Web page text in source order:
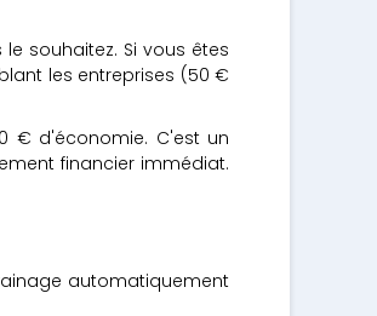
souhaitez. Si vous êtes
les entreprises (50 €
€ d'économie. C'est un
financier immédiat.
automatiquement